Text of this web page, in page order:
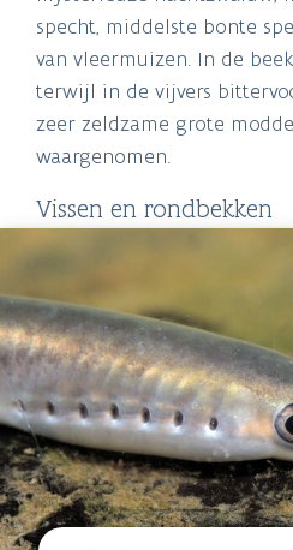
specht, middelste bonte
van vleermuizen. In de
terwijl in de vijvers
zeer zeldzame grote
waargenomen.
Vissen en rondbekken